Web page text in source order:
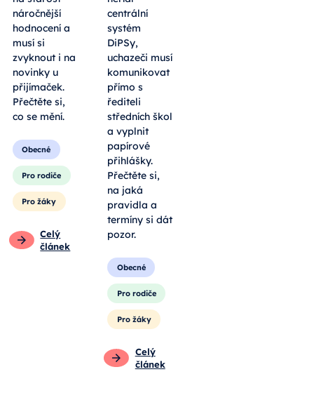
náročnější
hodnocení a
musí si
zvyknout i na
novinky u
přijímaček.
Přečtěte si,
co se mění.
Obecné
Pro rodiče
Pro žáky
Celý
článek
centrální
systém
DiPSy,
uchazeči musí
komunikovat
přímo s
řediteli
středních škol
a vyplnit
papírové
přihlášky.
Přečtěte si,
na jaká
pravidla a
termíny si dát
pozor.
Obecné
Pro rodiče
Pro žáky
Celý
článek